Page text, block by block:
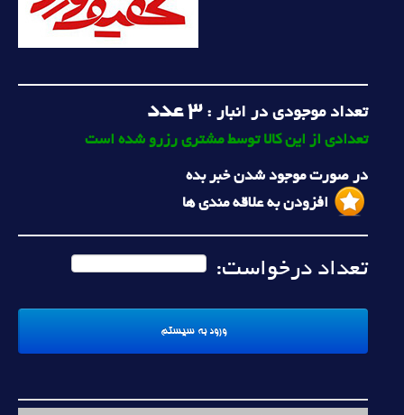
تعداد موجودی در انبار :3 عدد
تعدادی از این کالا توسط مشتری رزرو شده است
در صورت موجود شدن خبر بده
افزودن به علاقه مندی ها
تعداد درخواست: